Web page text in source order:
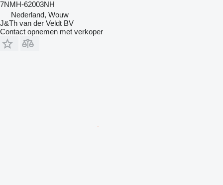
7NMH-62003NH
Nederland, Wouw
J&Th van der Veldt BV
Contact opnemen met verkoper